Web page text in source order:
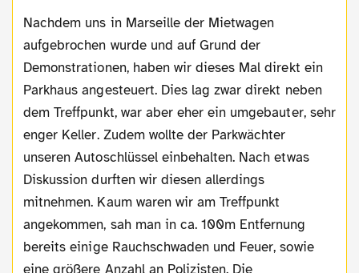
Nachdem uns in Marseille der Mietwagen
aufgebrochen wurde und auf Grund der
Demonstrationen, haben wir dieses Mal direkt ein
Parkhaus angesteuert. Dies lag zwar direkt neben
dem Treffpunkt, war aber eher ein umgebauter, sehr
enger Keller. Zudem wollte der Parkwächter
unseren Autoschlüssel einbehalten. Nach etwas
Diskussion durften wir diesen allerdings
mitnehmen. Kaum waren wir am Treffpunkt
angekommen, sah man in ca. 100m Entfernung
bereits einige Rauchschwaden und Feuer, sowie
eine größere Anzahl an Polizisten. Die